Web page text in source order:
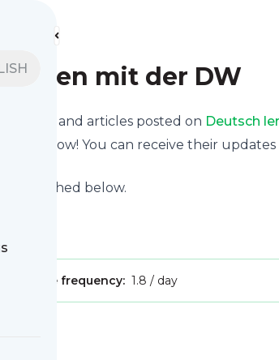
lernen mit der DW
news and articles posted on Deutsch
feed now! You can receive their
published below.
Message frequency: 1.8 / day